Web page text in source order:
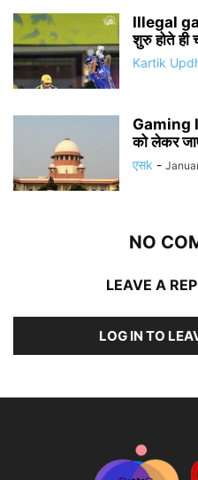
Illegal
शुरु होते ही
Kartik
Gaming
को लेकर
एसk -
NO
LEAVE A
LOG IN TO